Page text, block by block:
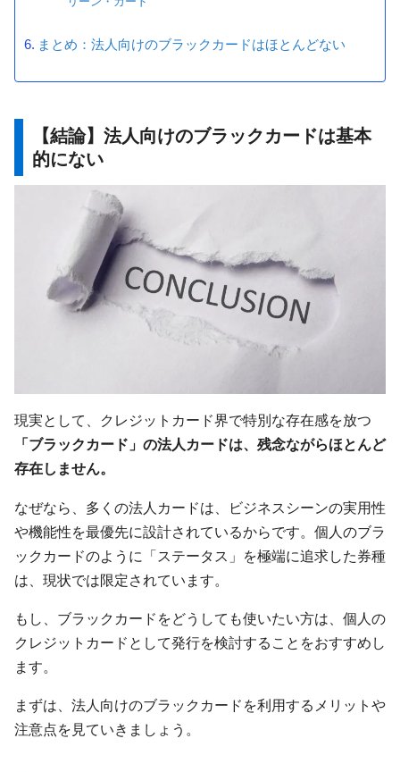
まとめ：法人向けのブラックカードはほとんどない
【結論】法人向けのブラックカードは基本
的にない
現実として、クレジットカード界で特別な存在感を放つ
「ブラックカード」の法人カードは、残念ながらほとんど
存在しません。
なぜなら、多くの法人カードは、ビジネスシーンの実用性
や機能性を最優先に設計されているからです。個人のブラ
ックカードのように「ステータス」を極端に追求した券種
は、現状では限定されています。
もし、ブラックカードをどうしても使いたい方は、個人の
クレジットカードとして発行を検討することをおすすめし
ます。
まずは、法人向けのブラックカードを利用するメリットや
注意点を見ていきましょう。